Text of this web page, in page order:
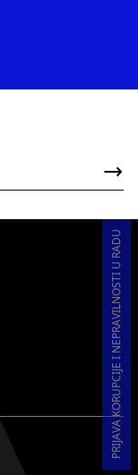
PRIJAVA KORUPCIJE I NEPRAVILNOSTI U RADU